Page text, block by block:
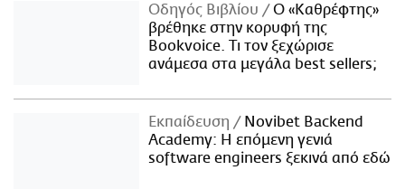
Οδηγός Βιβλίου
Ο «Καθρέφτης»
βρέθηκε στην κορυφή της
Bookvoice. Τι τον ξεχώρισε
ανάμεσα στα μεγάλα best sellers;
Εκπαίδευση
Novibet Backend
Academy: Η επόμενη γενιά
software engineers ξεκινά από εδώ